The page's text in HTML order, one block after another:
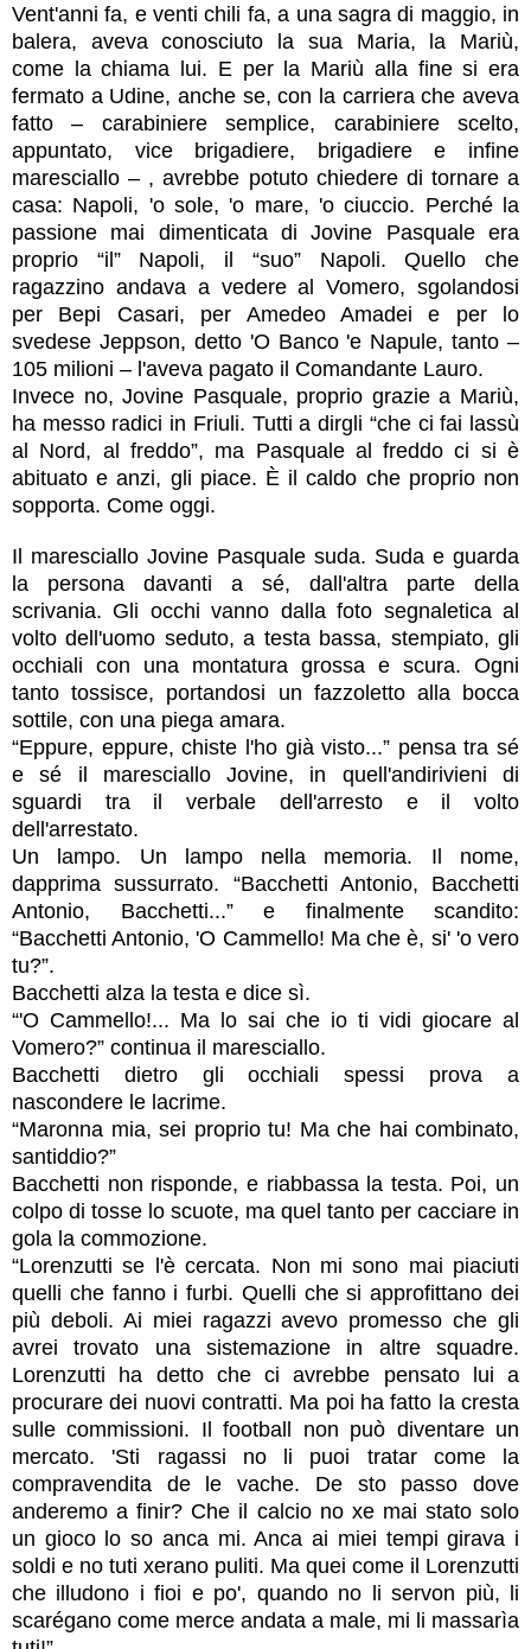
Vent'anni fa, e venti chili fa, a una sagra di maggio, in
balera, aveva conosciuto la sua Maria, la Mariù,
come la chiama lui. E per la Mariù alla fine si era
fermato a Udine, anche se, con la carriera che aveva
fatto – carabiniere semplice, carabiniere scelto,
appuntato, vice brigadiere, brigadiere e infine
maresciallo – , avrebbe potuto chiedere di tornare a
casa: Napoli, 'o sole, 'o mare, 'o ciuccio. Perché la
passione mai dimenticata di Jovine Pasquale era
proprio “il” Napoli, il “suo” Napoli. Quello che
ragazzino andava a vedere al Vomero, sgolandosi
per Bepi Casari, per Amedeo Amadei e per lo
svedese Jeppson, detto 'O Banco 'e Napule, tanto –
105 milioni – l'aveva pagato il Comandante Lauro.
Invece no, Jovine Pasquale, proprio grazie a Mariù,
ha messo radici in Friuli. Tutti a dirgli “che ci fai lassù
al Nord, al freddo”, ma Pasquale al freddo ci si è
abituato e anzi, gli piace. È il caldo che proprio non
sopporta. Come oggi.
Il maresciallo Jovine Pasquale suda. Suda e guarda
la persona davanti a sé, dall'altra parte della
scrivania. Gli occhi vanno dalla foto segnaletica al
volto dell'uomo seduto, a testa bassa, stempiato, gli
occhiali con una montatura grossa e scura. Ogni
tanto tossisce, portandosi un fazzoletto alla bocca
sottile, con una piega amara.
“Eppure, eppure, chiste l'ho già visto...” pensa tra sé
e sé il maresciallo Jovine, in quell'andirivieni di
sguardi tra il verbale dell'arresto e il volto
dell'arrestato.
Un lampo. Un lampo nella memoria. Il nome,
dapprima sussurrato. “Bacchetti Antonio, Bacchetti
Antonio, Bacchetti...” e finalmente scandito:
“Bacchetti Antonio, 'O Cammello! Ma che è, si' 'o vero
tu?”.
Bacchetti alza la testa e dice sì.
“'O Cammello!... Ma lo sai che io ti vidi giocare al
Vomero?” continua il maresciallo.
Bacchetti dietro gli occhiali spessi prova a
nascondere le lacrime.
“Maronna mia, sei proprio tu! Ma che hai combinato,
santiddio?”
Bacchetti non risponde, e riabbassa la testa. Poi, un
colpo di tosse lo scuote, ma quel tanto per cacciare in
gola la commozione.
“Lorenzutti se l'è cercata. Non mi sono mai piaciuti
quelli che fanno i furbi. Quelli che si approfittano dei
più deboli. Ai miei ragazzi avevo promesso che gli
avrei trovato una sistemazione in altre squadre.
Lorenzutti ha detto che ci avrebbe pensato lui a
procurare dei nuovi contratti. Ma poi ha fatto la cresta
sulle commissioni. Il football non può diventare un
mercato. 'Sti ragassi no li puoi tratar come la
compravendita de le vache. De sto passo dove
anderemo a finir? Che il calcio no xe mai stato solo
un gioco lo so anca mi. Anca ai miei tempi girava i
soldi e no tuti xerano puliti. Ma quei come il Lorenzutti
che illudono i fioi e po', quando no li servon più, li
scarégano come merce andata a male, mi li massarìa